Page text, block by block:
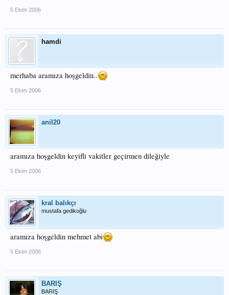
5 Ekim 2006
hamdi
merhaba aramıza hoşgeldin..
5 Ekim 2006
anil20
aramıza hoşgeldin keyifli vakitler geçirmen dileğiyle
5 Ekim 2006
kral balıkçı
mustafa gedikoğlu
aramıza hoşgeldin mehmet abi
5 Ekim 2006
BARIŞ
BARIŞ